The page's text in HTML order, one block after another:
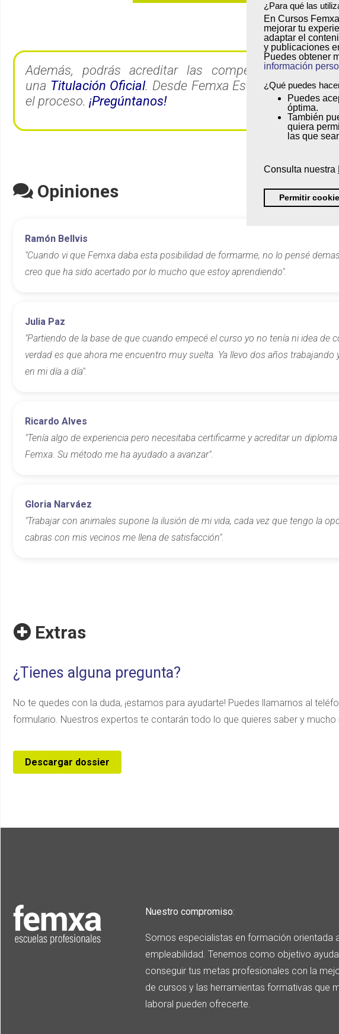
¿Para qué las
En Cursos
mejorar tu
adaptar el
y publicaciones
Puedes obtener
información
¿Qué puedes
Puedes
óptima.
También
quiera
las que
Consulta nuestra
Permitir
Además, podrás acreditar las competencias
una Titulación Oficial. Desde Femxa Escuelas
el proceso. ¡Pregúntanos!
Opiniones
Ramón Bellvis
"Cuando vi que Femxa daba esta posibilidad de formarme, no lo pensé
creo que ha sido acertado por lo mucho que estoy aprendiendo".
Julia Paz
"Partiendo de la base de que cuando empecé el curso yo no tenía ni idea de
verdad es que ahora me encuentro muy suelta. Ya llevo dos años
en mi día a día".
Ricardo Alves
"Tenía algo de experiencia pero necesitaba certificarme y acreditar un
Femxa. Su método me ha ayudado a avanzar".
Gloria Narváez
"Trabajar con animales supone la ilusión de mi vida, cada vez que tengo la
cabras con mis vecinos me llena de satisfacción".
Extras
¿Tienes alguna pregunta?
No te quedes con la duda, ¡estamos para ayudarte! Puedes llamarnos al
formulario. Nuestros expertos te contarán todo lo que quieres saber y mucho
Descargar dossier
Nuestro compromiso:
Somos especialistas en formación orientada
empleabilidad. Tenemos como objetivo
conseguir tus metas profesionales con la
de cursos y las herramientas formativas que
laboral pueden ofrecerte.